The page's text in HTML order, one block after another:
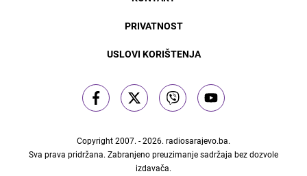
PRIVATNOST
USLOVI KORIŠTENJA
Copyright 2007. - 2026. radiosarajevo.ba.
Sva prava pridržana. Zabranjeno preuzimanje sadržaja bez dozvole
izdavača.